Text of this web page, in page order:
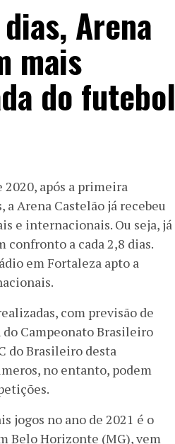
Arena
mais
do futebol
após a primeira
Arena Castelão já recebeu
e internacionais. Ou seja, já
confronto a cada 2,8 dias.
em Fortaleza apto a
com previsão de
Campeonato Brasileiro
do Brasileiro desta
no entanto, podem
jogos no ano de 2021 é o
Belo Horizonte (MG), vem